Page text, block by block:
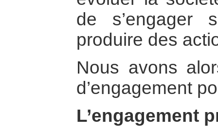
de s’engager
produire des
Nous avons
d’engagement
L’engagement